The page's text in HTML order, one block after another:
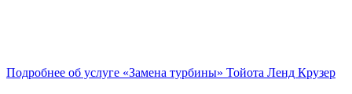
Подробнее об услуге «Замена турбины» Тойота Ленд Крузер